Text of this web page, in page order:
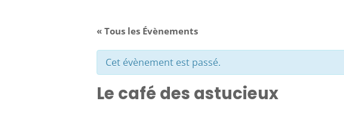
« Tous les Évènements
Cet évènement est passé.
Le café des astucieux